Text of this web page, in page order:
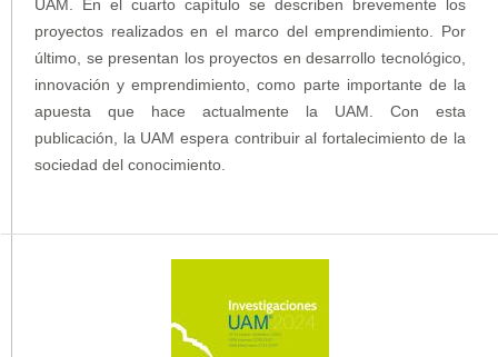
UAM. En el cuarto capítulo se describen brevemente los
proyectos realizados en el marco del emprendimiento. Por
último, se presentan los proyectos en desarrollo tecnológico,
innovación y emprendimiento, como parte importante de la
apuesta que hace actualmente la UAM. Con esta
publicación, la UAM espera contribuir al fortalecimiento de la
sociedad del conocimiento.